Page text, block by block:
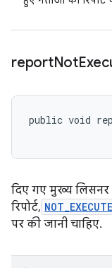
reportNot
public void
दिए गए मुख्य लिसनर
रिपोर्ट,
पर की जानी चाहिए.